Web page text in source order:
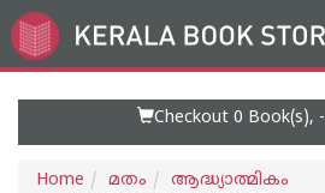
Go
to
Checkout 0 Book(s), -
Home മതം
ആദ്ധ്യാത്മികം